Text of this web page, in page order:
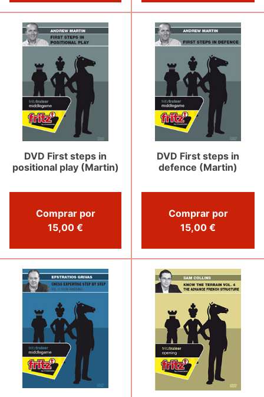
DVD First steps in
positional play (Martin)
Comprar por
15,00 €
DVD First steps in
defence (Martin)
Comprar por
15,00 €